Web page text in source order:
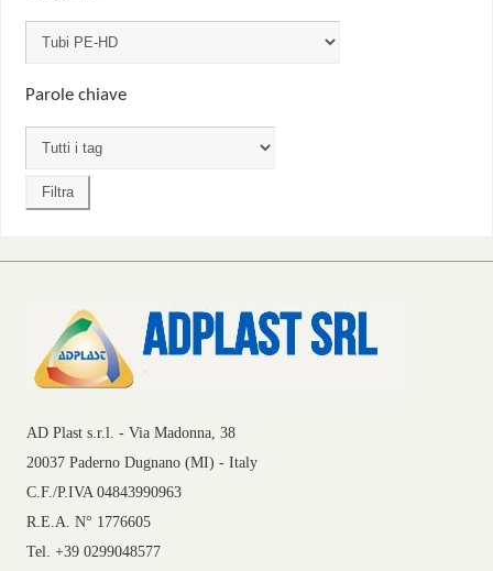
Parole chiave
AD Plast s.r.l. - Via Madonna, 38
20037 Paderno Dugnano (MI) - Italy
C.F./P.IVA 04843990963
R.E.A. N° 1776605
Tel. +39 0299048577